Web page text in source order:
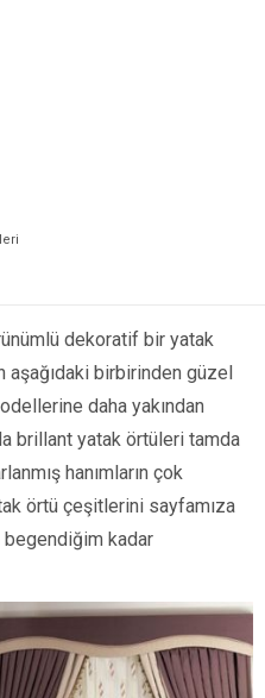
dekoratif bir yatak
birbirinden güzel
daha yakından
brillant yatak örtüleri tamda
hanımların çok
örtü çeşitlerini sayfamıza
begendiğim kadar